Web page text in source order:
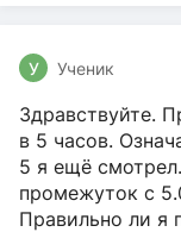
У Ученик
Здравствуйте.
в 5 часов.
5 я ещё
промежуток с
Правильно ли я